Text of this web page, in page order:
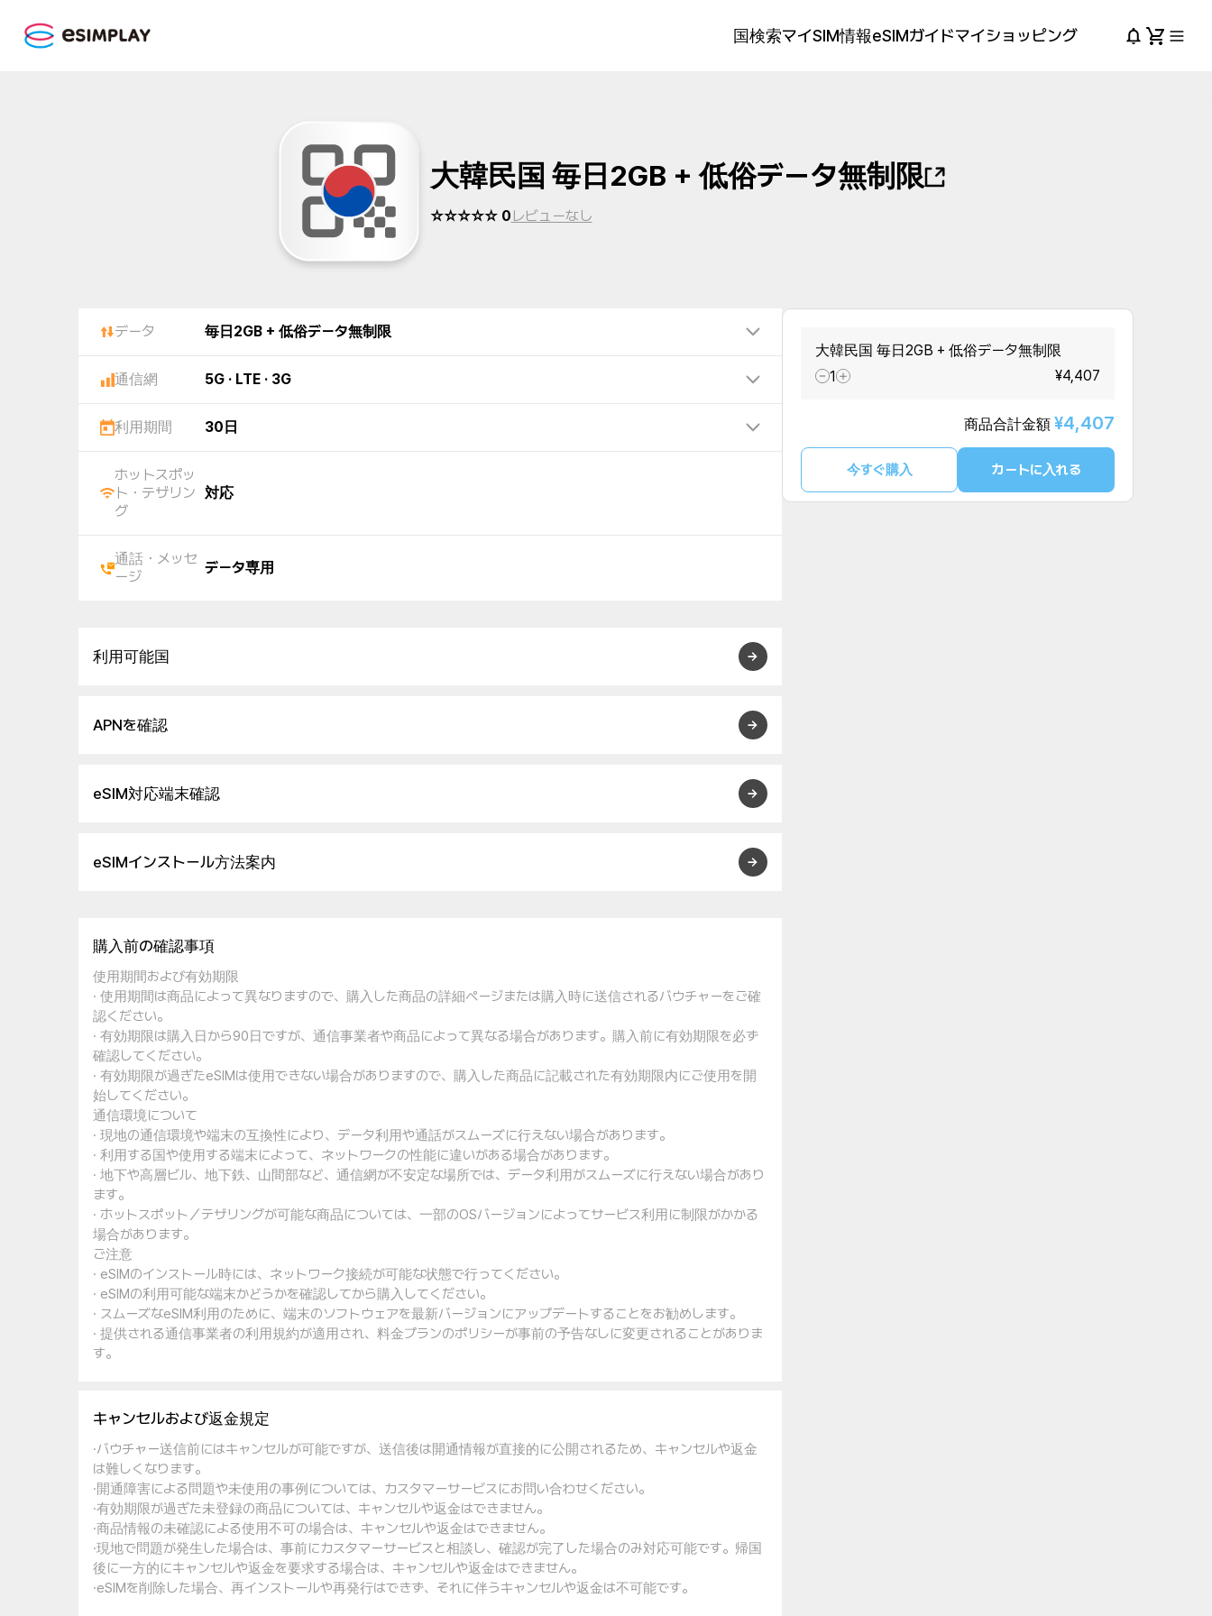
国検索マイSIM情報eSIMガイドマイショッピング
大韓民国 毎日2GB + 低俗データ無制限
☆☆☆☆☆ 0 レビューなし
データ 毎日2GB + 低俗データ無制限
通信網 5G · LTE · 3G
利用期間 30日
ホットスポッ
ト・テザリン
グ
対応
通話・メッセ
ージ
データ専用
利用可能国
APNを確認
eSIM対応端末確認
eSIMインストール方法案内
購入前の確認事項
使用期間および有効期限
· 使用期間は商品によって異なりますので、購入した商品の詳細ページまたは購入時に送信されるバウチャーをご確
認ください。
· 有効期限は購入日から90日ですが、通信事業者や商品によって異なる場合があります。購入前に有効期限を必ず
確認してください。
· 有効期限が過ぎたeSIMは使用できない場合がありますので、購入した商品に記載された有効期限内にご使用を開
始してください。
通信環境について
· 現地の通信環境や端末の互換性により、データ利用や通話がスムーズに行えない場合があります。
· 利用する国や使用する端末によって、ネットワークの性能に違いがある場合があります。
· 地下や高層ビル、地下鉄、山間部など、通信網が不安定な場所では、データ利用がスムーズに行えない場合があり
ます。
· ホットスポット／テザリングが可能な商品については、一部のOSバージョンによってサービス利用に制限がかかる
場合があります。
ご注意
· eSIMのインストール時には、ネットワーク接続が可能な状態で行ってください。
· eSIMの利用可能な端末かどうかを確認してから購入してください。
· スムーズなeSIM利用のために、端末のソフトウェアを最新バージョンにアップデートすることをお勧めします。
· 提供される通信事業者の利用規約が適用され、料金プランのポリシーが事前の予告なしに変更されることがありま
す。
キャンセルおよび返金規定
·バウチャー送信前にはキャンセルが可能ですが、送信後は開通情報が直接的に公開されるため、キャンセルや返金
は難しくなります。
·開通障害による問題や未使用の事例については、カスタマーサービスにお問い合わせください。
·有効期限が過ぎた未登録の商品については、キャンセルや返金はできません。
·商品情報の未確認による使用不可の場合は、キャンセルや返金はできません。
·現地で問題が発生した場合は、事前にカスタマーサービスと相談し、確認が完了した場合のみ対応可能です。帰国
後に一方的にキャンセルや返金を要求する場合は、キャンセルや返金はできません。
·eSIMを削除した場合、再インストールや再発行はできず、それに伴うキャンセルや返金は不可能です。
大韓民国 毎日2GB + 低俗データ無制限
1
¥4,407
商品合計金額 ¥4,407
今すぐ購入 カートに入れる